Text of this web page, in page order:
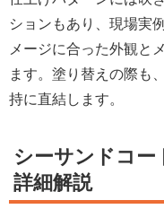
ションもあり、現場実
メージに合った外観と
ます。塗り替えの際も
持に直結します。
シーサンドコー
詳細解説